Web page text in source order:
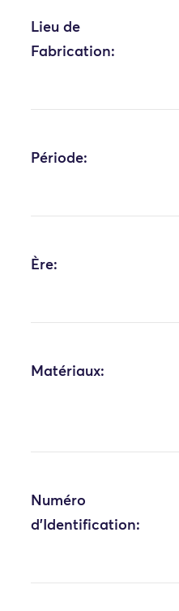
Lieu de
Fabrication:
Période:
Ère:
Matériaux:
Numéro
d'Identification: